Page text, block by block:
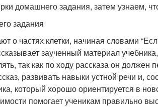
домашнего задания, затем узнаем,
задания
о частях клетки, начиная словами
заученный материал
так как по ходу рассказа он
развивать навыки устной речи и,
который хорошо ориентируется в
помогает ученикам правильно